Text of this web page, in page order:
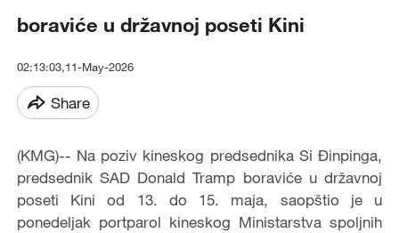
boraviće u državnoj poseti Kini
02:13:03,11-May-2026
Share
(KMG)-- Na poziv kineskog predsednika Si Đinpinga,
predsednik SAD Donald Tramp boraviće u državnoj
poseti Kini od 13. do 15. maja, saopštio je u
ponedeljak portparol kineskog Ministarstva spoljnih